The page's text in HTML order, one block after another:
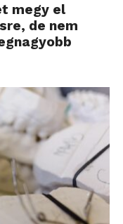
megy el
de nem